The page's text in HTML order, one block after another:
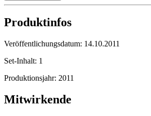
Produktinfos
Veröffentlichungsdatum: 14.10.2011
Set-Inhalt: 1
Produktionsjahr: 2011
Mitwirkende